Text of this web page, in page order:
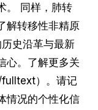
。 同样，肺转
解转移性非精原
史沿革与最新
心。了解更多关
）。请记
情况的个性化信